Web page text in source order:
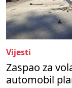
Vijesti
Zaspao za
automobil